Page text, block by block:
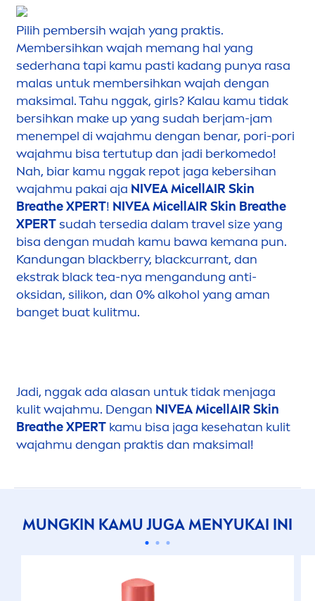
Pilih pembersih wajah yang praktis.
Membersihkan wajah memang hal yang
sederhana tapi kamu pasti kadang punya rasa
malas untuk membersihkan wajah dengan
maksimal. Tahu nggak, girls? Kalau kamu tidak
bersihkan make up yang sudah berjam-jam
menempel di wajahmu dengan benar, pori-pori
wajahmu bisa tertutup dan jadi berkomedo!
Nah, biar kamu nggak repot jaga kebersihan
wajahmu pakai aja NIVEAMicellAIR Skin
Breathe XPERT! NIVEAMicellAIR Skin Breathe
XPERTsudah tersedia dalam travel size yang
bisa dengan mudah kamu bawa kemana pun.
Kandungan blackberry, blackcurrant, dan
ekstrak blacktea-nya mengandung anti-
oksidan, silikon, dan 0% alkohol yang aman
banget buat kulitmu.
Jadi, nggak ada alasan untuk tidak menjaga
kulit wajahmu. Dengan NIVEAMicellAIR Skin
Breathe XPERT kamu bisa jaga kesehatan kulit
wajahmu dengan praktis dan maksimal!
MUNGKIN KAMU JUGAMENYUKAI INI